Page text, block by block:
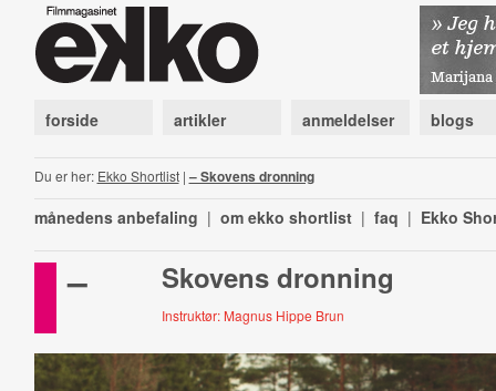
forside artikler anmeldelser blogs
Du er her: Ekko Shortlist| – Skovens dronning
månedens anbefaling | om ekko shortlist | faq | Ekko
– Skovens dronning
Instruktør: Magnus Hippe Brun